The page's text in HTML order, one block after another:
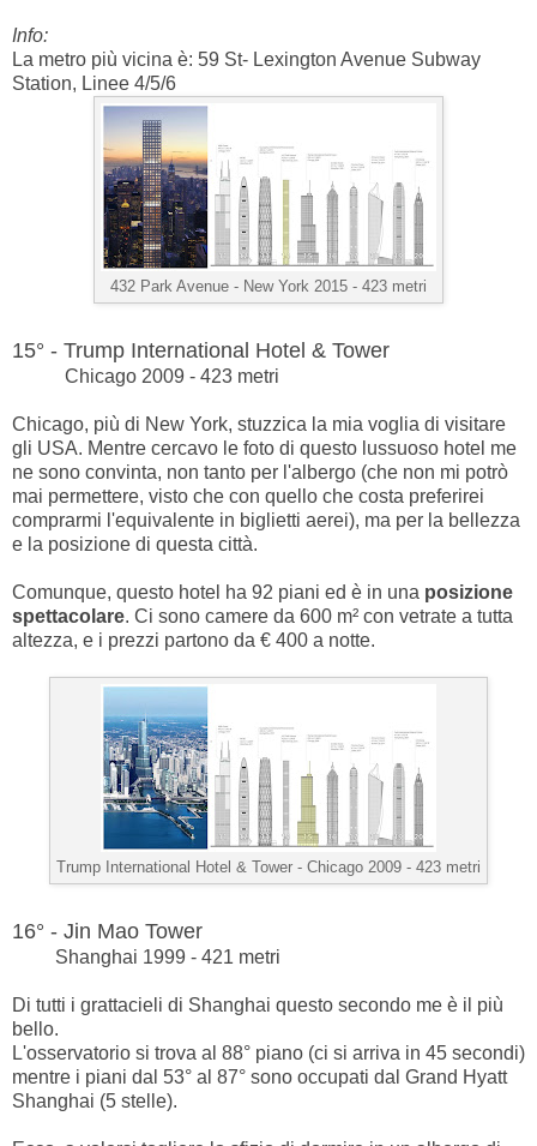
Info:
La metro più vicina è: 59 St- Lexington Avenue Subway
Station, Linee 4/5/6
432 Park Avenue - New York 2015 - 423 metri
15° - Trump International Hotel & Tower
Chicago 2009 - 423 metri
Chicago, più di New York, stuzzica la mia voglia di visitare
gli USA. Mentre cercavo le foto di questo lussuoso hotel me
ne sono convinta, non tanto per l'albergo (che non mi potrò
mai permettere, visto che con quello che costa preferirei
comprarmi l'equivalente in biglietti aerei), ma per la bellezza
e la posizione di questa città.
Comunque, questo hotel ha 92 piani ed è in una posizione
spettacolare. Ci sono camere da 600 m² con vetrate a tutta
altezza, e i prezzi partono da € 400 a notte.
Trump International Hotel & Tower - Chicago 2009 - 423 metri
16° - Jin Mao Tower
Shanghai 1999 - 421 metri
Di tutti i grattacieli di Shanghai questo secondo me è il più
bello.
L'osservatorio si trova al 88° piano (ci si arriva in 45 secondi)
mentre i piani dal 53° al 87° sono occupati dal Grand Hyatt
Shanghai (5 stelle).